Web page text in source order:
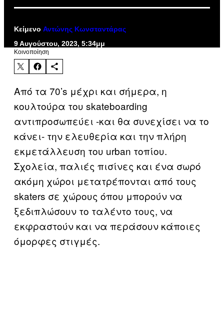
Κείμενο Αντώνης Κωνσταντάρας
9 Αυγούστου, 2023, 5:34μμ
Kοινοποίηση
Από τα 70’s μέχρι και σήμερα, η
κουλτούρα του skateboarding
αντιπροσωπεύει -και θα συνεχίσει να το
κάνει- την ελευθερία και την πλήρη
εκμετάλλευση του urban τοπίου.
Σχολεία, παλιές πισίνες και ένα σωρό
ακόμη χώροι μετατρέπονται από τους
skaters σε χώρους όπου μπορούν να
ξεδιπλώσουν το ταλέντο τους, να
εκφραστούν και να περάσουν κάποιες
όμορφες στιγμές.